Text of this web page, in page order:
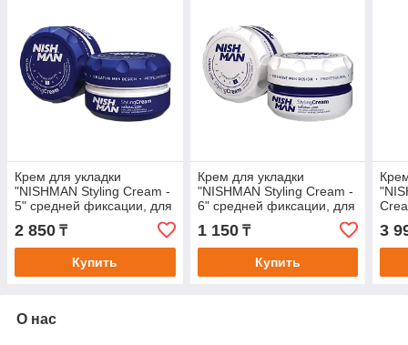
Крем для укладки
"NISHMAN Styling Cream -
5" средней фиксации, для
тонких и слабых волос
150мл
2 850 ₸
Купить
Крем для укладки
"NISHMAN Styling Cream -
6" средней фиксации, для
тонких и слабых волос
30мл
1 150₸
Купить
3
О нас